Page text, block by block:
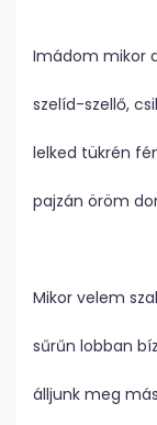
Imádom mikor
szelíd-szellő,
lelked tükrén
pajzán öröm
Mikor velem
sűrűn lobban
álljunk meg